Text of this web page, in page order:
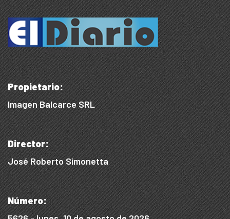
Propietario:
Imagen Balcarce SRL
Director:
José Roberto Simonetta
Número: